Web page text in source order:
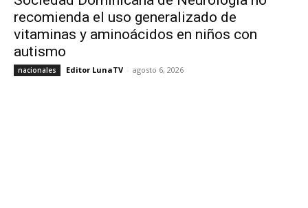
recomienda el uso generalizado de
vitaminas y aminoácidos en niños con
autismo
nacionales Editor LunaTV - agosto 6, 2026